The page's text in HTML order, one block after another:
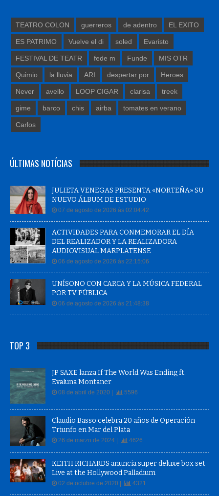
TEATRO COLON guerreros de adentro EL EXITO
ES PATRIMO Vuelve el di soled Evaristo
FESTIVAL DE TEATR fede m Funde MIS OTR
Quimio la lluvia ARI despertar por Heroes
Never avello LOOP CIGAR clarisa treek
gime barco chis airba tomates en verano
Carlos
ÚLTIMAS NOTÍCIAS
JULIETA VENEGAS PRESENTA «NORTEÑA» SU
NUEVO ÁLBUM DE ESTUDIO
07 de agosto de 2026 às 02:04:42
ACTIVIDADES PARA CONMEMORAR EL DÍA
DEL REALIZADOR Y LA REALIZADORA
AUDIOVISUAL MARPLATENSE
06 de agosto de 2026 às 22:15:06
UNÍSONO CON CARCA Y LA MÚSICA FEDERAL
POR TV PÚBLICA
06 de agosto de 2026 às 21:48:38
TOP 3
JP SAXE lanza If The World Was Ending ft.
Evaluna Montaner
08 de abril de 2020 | 5596
Claudio Basso celebra 20 años de Operación
Triunfo en Mar del Plata
26 de marzo de 2024 | 4626
KEITH RICHARDS anuncia super deluxe box set
Live at the Hollywood Palladium
02 de octubre de 2020 | 4321